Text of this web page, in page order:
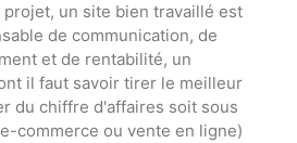
un site bien travaillé est
de communication, de
et de rentabilité, un
il faut savoir tirer le meilleur
du chiffre d'affaires soit sous
commerce ou vente en ligne)